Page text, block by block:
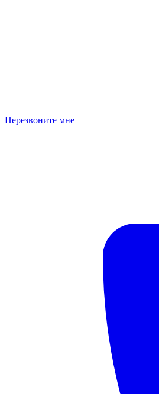
Перезвоните мне